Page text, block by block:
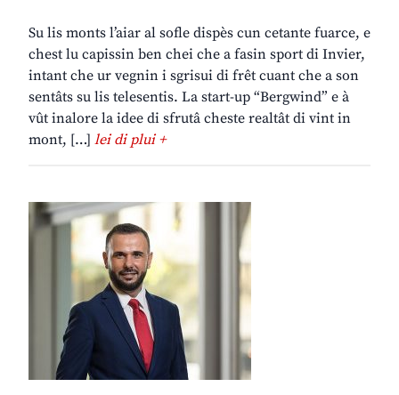
Su lis monts l’aiar al sofle dispès cun cetante fuarce, e
chest lu capissin ben chei che a fasin sport di Invier,
intant che ur vegnin i sgrisui di frêt cuant che a son
sentâts su lis telesentis. La start-up “Bergwind” e à
vût inalore la idee di sfrutâ cheste realtât di vint in
mont, […] lei di plui +